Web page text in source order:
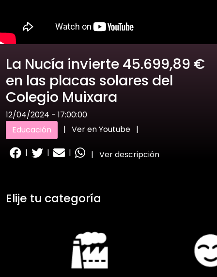
La Nucía invierte 45.699,89 €
en las placas solares del
Colegio Muixara
12/04/2024 - 17:00:00
Educación
| Ver en Youtube |
| | | | Ver descripción
Elije tu categoría